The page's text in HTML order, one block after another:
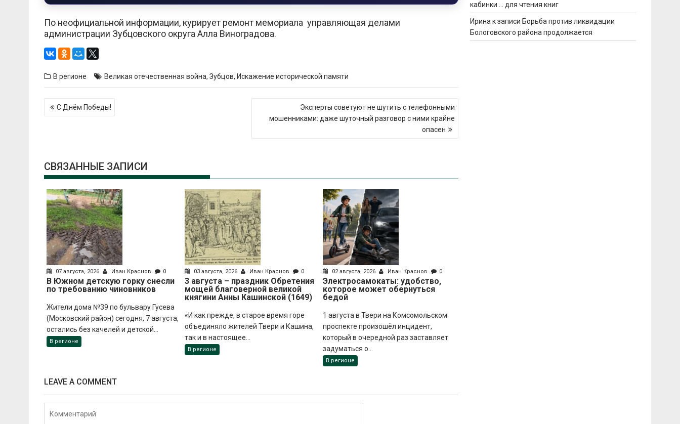
По неофициальной информации, курирует ремонт мемориала управляющая делами
администрации Зубцовского округа Алла Виноградова.
В регионе Великая отечественная война, Зубцов, Искажение исторической памяти
Навигация
поС Днём Победы!
Эксперты советуют не шутить с телефонными
мошенниками: даже шуточный разговор с ними крайне
опасен
СВЯЗАННЫЕ ЗАПИСИ
07 августа, 2026 Иван Краснов 0
В Южном детскую горку снесли
по требованию чиновников
Жители дома №39 по бульвару Гусева
(Московский район) сегодня, 7 августа,
остались без качелей и детской...
В регионе
03 августа, 2026 Иван Краснов 0
3 августа – праздник Обретения
мощей благоверной великой
княгини Анны Кашинской (1649)
«И как прежде, в старое время горе
объединяло жителей Твери и Кашина,
так и в настоящее...
В регионе
02 августа, 2026 Иван Краснов 0
Электросамокаты: удобство,
которое может обернуться
бедой
1 августа в Твери на Комсомольском
проспекте произошёл инцидент,
который в очередной раз заставляет
задуматься о...
В регионе
LEAVE A COMMENT
кабинки … для чтения книг
Ирина к записи Борьба против ликвидации
Бологовского района продолжается